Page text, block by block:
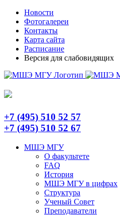
Skip
content
TelegramНовости
Фотогалереи
Контакты
Карта сайта
Расписание
Версия для слабовидящих
+7 (495) 510 52 57
+7 (495) 510 52 67
МШЭ МГУ
О факультете
FAQ
История
МШЭ МГУ в цифрах
Структура
Ученый Совет
Преподаватели